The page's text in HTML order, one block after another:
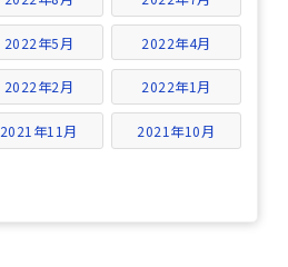
2022年5月 2022年4月
2022年2月 2022年1月
2021年11月 2021年10月